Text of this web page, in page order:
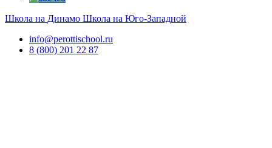
Школа на Динамо Школа на Юго-Западной
info@perottischool.ru
8 (800) 201 22 87